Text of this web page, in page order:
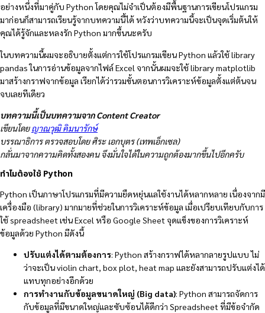
อย่างหนึ่งที่มาคู่กับ Python โดยคุณไม่จำเป็นต้องมีพื้นฐานการเขียนโปรแกรม
มาก่อนก็สามารถเรียนรู้จากบทความนี้ได้ หวังว่าบทความนี้จะเป็นจุดเริ่มต้นให้
คุณได้รู้จักและหลงรัก Python มากขึ้นนะครับ
ในบทความนี้ผมจะอธิบายตั้งแต่การใช้โปรแกรมเขียน Python แล้วใช้ library
pandas ในการอ่านข้อมูลจากไฟล์ Excel จากนั้นผมจะใช้ library matplotlib
มาสร้างกราฟจากข้อมูล เรียกได้ว่ารวมขั้นตอนการวิเคราะห์ข้อมูลตั้งแต่ต้นจน
จบเลยทีเดียว
บทความนี้เป็นบทความจาก Content Creator
เขียนโดยญาณวุฒิ คิมนารักษ์
บรรณาธิการ ตรวจสอบโดย ศิระ เอกบุตร (เทพเอ็กเซล)
กลั่นมาจากความคิดทั้งสองคน จึงมั่นใจได้ในความถูกต้องมากขึ้นไปอีกครับ
ทำไมต้องใช้ Python
Python เป็นภาษาโปรแกรมที่มีความยืดหยุ่นแลใช้งานได้หลากหลาย เนื่องจากมี
เครื่องมือ (library) มากมายที่ช่วยในการวิเคราะห์ข้อมูล เมื่อเปรียบเทียบกับการ
ใช้ spreadsheet เช่น Excel หรือ Google Sheet จุดแข็งของการวิเคราะห์
ข้อมูลด้วย Python มีดังนี้
ปรับแต่งได้ตามต้องการ: Python สร้างกราฟได้หลากลายรูปแบบ ไม่
ว่าจะเป็น violin chart, box plot, heat map และยังสามารถปรับแต่งได้
แทบทุกอย่างอีกด้วย
การทำงานกับข้อมูลขนาดใหญ่ (Big data): Python สามารถจัดการ
กับข้อมูลที่มีขนาดใหญ่และซับซ้อนได้ดีกว่า Spreadsheet ที่มีข้อจำกัด